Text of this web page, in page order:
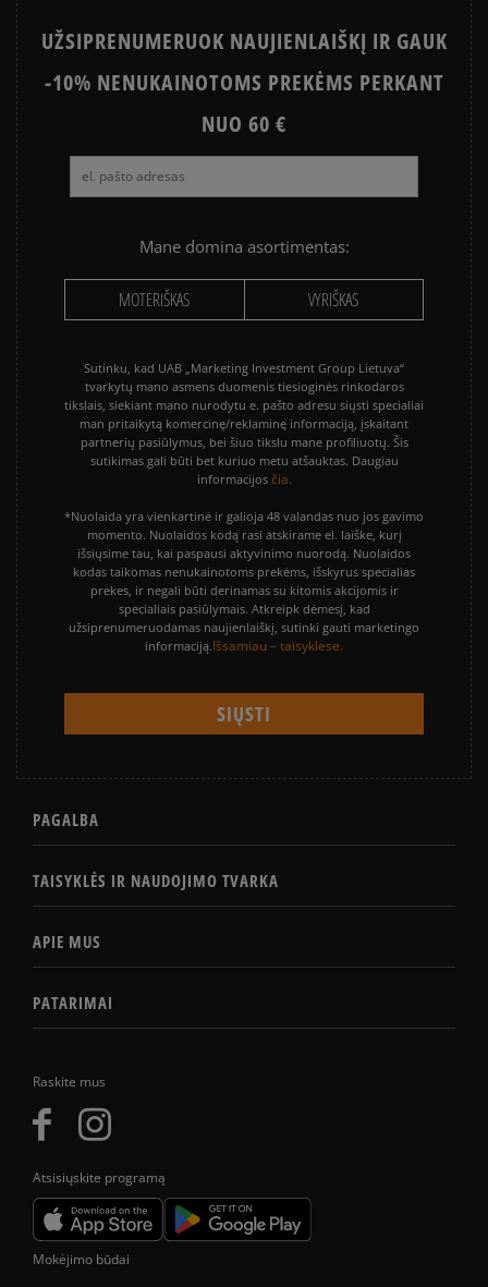
Raskite mus
Atsisiųskite programą
UŽSIPRENUMERUOK NAUJIENLAIŠKĮ IR GAUK
-10% NENUKAINOTOMS PREKĖMS PERKANT
NUO 60 €
Mane domina asortimentas:
MOTERIŠKAS VYRIŠKAS
Sutinku, kad UAB „Marketing Investment Group Lietuva“
tvarkytų mano asmens duomenis tiesioginės rinkodaros
tikslais, siekiant mano nurodytu e. pašto adresu siųsti specialiai
man pritaikytą komercinę/reklaminę informaciją, įskaitant
partnerių pasiūlymus, bei šiuo tikslu mane profiliuotų. Šis
sutikimas gali būti bet kuriuo metu atšauktas. Daugiau
informacijos čia.
*Nuolaida yra vienkartinė ir galioja 48 valandas nuo jos gavimo
momento. Nuolaidos kodą rasi atskirame el. laiške, kurį
išsiųsime tau, kai paspausi aktyvinimo nuorodą. Nuolaidos
kodas taikomas nenukainotoms prekėms, išskyrus specialias
prekes, ir negali būti derinamas su kitomis akcijomis ir
specialiais pasiūlymais. Atkreipk dėmesį, kad
užsiprenumeruodamas naujienlaiškį, sutinki gauti marketingo
informaciją.Išsamiau – taisyklėse.
PAGALBA
TAISYKLĖS IR NAUDOJIMO TVARKA
APIE MUS
PATARIMAI
Mokėjimo būdai